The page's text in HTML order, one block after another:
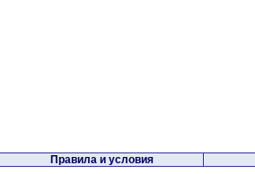
Правила и условия